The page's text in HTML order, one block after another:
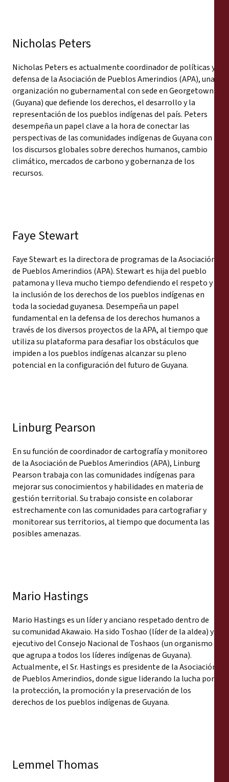
Nicholas Peters
Nicholas Peters es actualmente coordinador de políticas y
defensa de la Asociación de Pueblos Amerindios (APA), una
organización no gubernamental con sede en Georgetown
(Guyana) que defiende los derechos, el desarrollo y la
representación de los pueblos indígenas del país. Peters
desempeña un papel clave a la hora de conectar las
perspectivas de las comunidades indígenas de Guyana con
los discursos globales sobre derechos humanos, cambio
climático, mercados de carbono y gobernanza de los
recursos.
Faye Stewart
Faye Stewart es la directora de programas de la Asociación
de Pueblos Amerindios (APA). Stewart es hija del pueblo
patamona y lleva mucho tiempo defendiendo el respeto y
la inclusión de los derechos de los pueblos indígenas en
toda la sociedad guyanesa. Desempeña un papel
fundamental en la defensa de los derechos humanos a
través de los diversos proyectos de la APA, al tiempo que
utiliza su plataforma para desafiar los obstáculos que
impiden a los pueblos indígenas alcanzar su pleno
potencial en la configuración del futuro de Guyana.
Linburg Pearson
En su función de coordinador de cartografía y monitoreo
de la Asociación de Pueblos Amerindios (APA), Linburg
Pearson trabaja con las comunidades indígenas para
mejorar sus conocimientos y habilidades en materia de
gestión territorial. Su trabajo consiste en colaborar
estrechamente con las comunidades para cartografiar y
monitorear sus territorios, al tiempo que documenta las
posibles amenazas.
Mario Hastings
Mario Hastings es un líder y anciano respetado dentro de
su comunidad Akawaio. Ha sido Toshao (líder de la aldea) y
ejecutivo del Consejo Nacional de Toshaos (un organismo
que agrupa a todos los líderes indígenas de Guyana).
Actualmente, el Sr. Hastings es presidente de la Asociación
de Pueblos Amerindios, donde sigue liderando la lucha por
la protección, la promoción y la preservación de los
derechos de los pueblos indígenas de Guyana.
Lemmel Thomas